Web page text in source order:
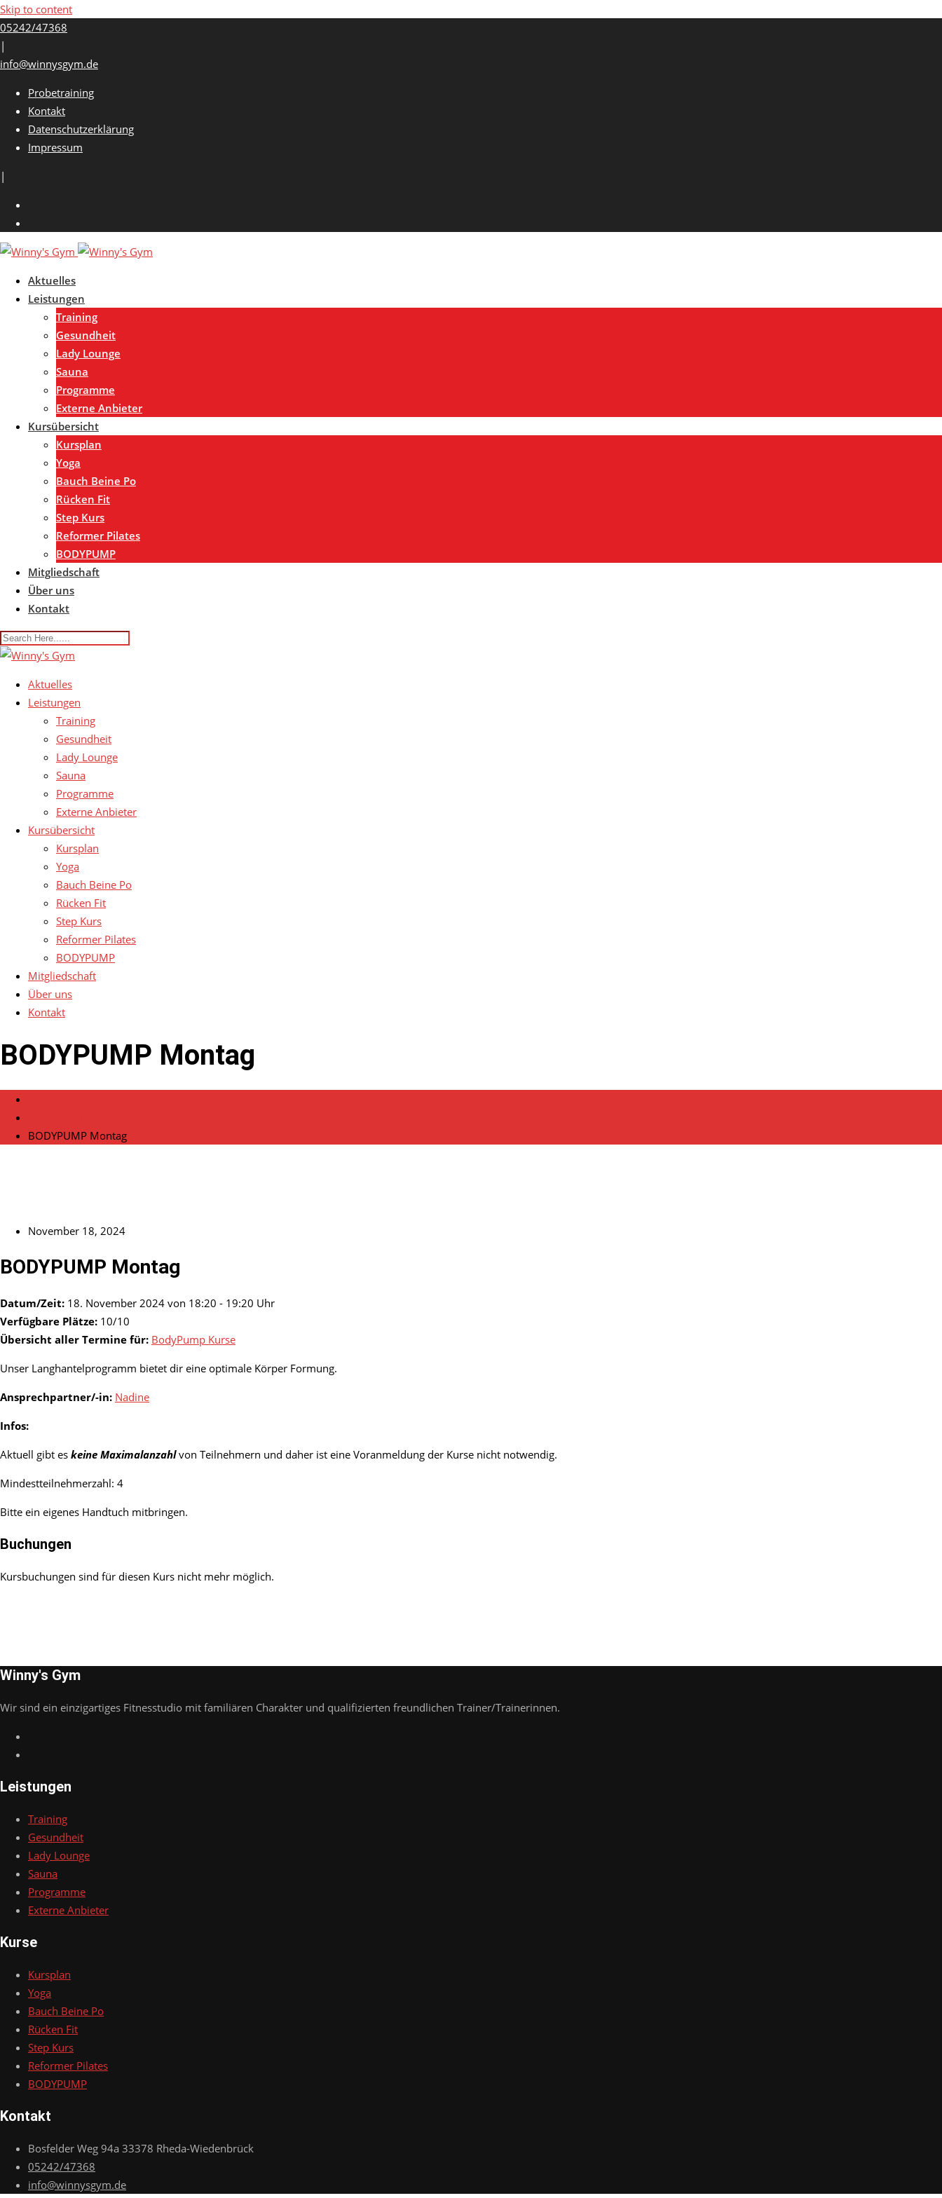
Skip to content
05242/47368
|
info@winnysgym.de
Probetraining
Kontakt
Datenschutzerklärung
Impressum
|
Aktuelles
Leistungen
Training
Gesundheit
Lady Lounge
Sauna
Programme
Externe Anbieter
Kursübersicht
Kursplan
Yoga
Bauch Beine Po
Rücken Fit
Step Kurs
Reformer Pilates
BODYPUMP
Mitgliedschaft
Über uns
Kontakt
Aktuelles
Leistungen
Training
Gesundheit
Lady Lounge
Sauna
Programme
Externe Anbieter
Kursübersicht
Kursplan
Yoga
Bauch Beine Po
Rücken Fit
Step Kurs
Reformer Pilates
BODYPUMP
Mitgliedschaft
Über uns
Kontakt
BODYPUMP Montag
BODYPUMP Montag
November 18, 2024
BODYPUMP Montag
Datum/Zeit: 18. November 2024 von 18:20 - 19:20 Uhr
Verfügbare Plätze: 10/10
Übersicht aller Termine für: BodyPump Kurse
Unser Langhantelprogramm bietet dir eine optimale Körper Formung.
Ansprechpartner/-in: Nadine
Infos:
Aktuell gibt es keine Maximalanzahlvon Teilnehmern und daher ist eine Voranmeldung der Kurse nicht notwendig.
Mindestteilnehmerzahl: 4
Bitte ein eigenes Handtuch mitbringen.
Buchungen
Kursbuchungen sind für diesen Kurs nicht mehr möglich.
Winny's Gym
Wir sind ein einzigartiges Fitnesstudio mit familiären Charakter und qualifizierten freundlichen Trainer/Trainerinnen.
Leistungen
Training
Gesundheit
Lady Lounge
Sauna
Programme
Externe Anbieter
Kurse
Kursplan
Yoga
Bauch Beine Po
Rücken Fit
Step Kurs
Reformer Pilates
BODYPUMP
Kontakt
Bosfelder Weg 94a 33378 Rheda-Wiedenbrück
05242/47368
info@winnysgym.de